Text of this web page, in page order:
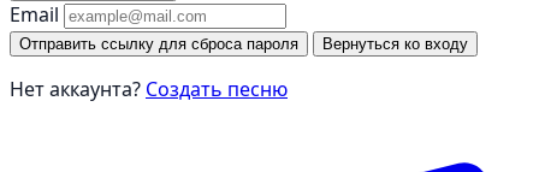
Email
Отправить ссылку для сброса пароля Вернуться ко входу
Нет аккаунта? Создать песню